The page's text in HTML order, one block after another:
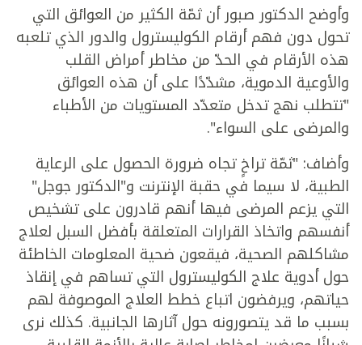
وأوضح الدكتور صبور أن ثمّة الكثير من العوائق التي
تحول دون فهم أرقام الكوليسترول والدور الذي تلعبه
هذه الأرقام في الحدّ من مخاطر أمراض القلب
والأوعية الدموية، مشدّدًا على أن هذه العوائق
"تتطلب نهج تدخل متعدّد المستويات من الأطباء
والمرضى على السواء".
وأضاف: "ثمّة تراخٍ تجاه ضرورة الحصول على الرعاية
الطبية، لا سيما في حقبة الإنترنت و"الدكتور جوجل"
التي يزعم المرضى فيها أنهم قادرون على تشخيص
أنفسهم واتخاذ القرارات المتعلقة بأفضل السبل لعلاج
مشاكلهم الصحية، فيقعون ضحية المعلومات الخاطئة
حول أدوية علاج الكوليسترول التي تساهم في إنقاذ
حياتهم، ويرفضون اتباع خطط العلاج الموصوفة لهم
بسبب ما قد يتصورونه حول آثارها الجانبية. كذلك نرى